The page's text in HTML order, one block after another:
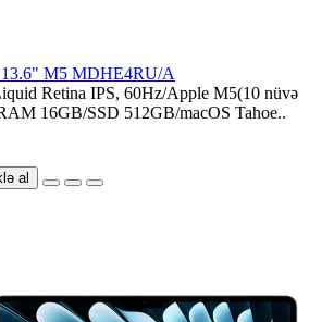
M5 MDHE4RU/A
Retina IPS, 60Hz/Apple M5(10 nüvə
16GB/SSD 512GB/macOS Tahoe..
al